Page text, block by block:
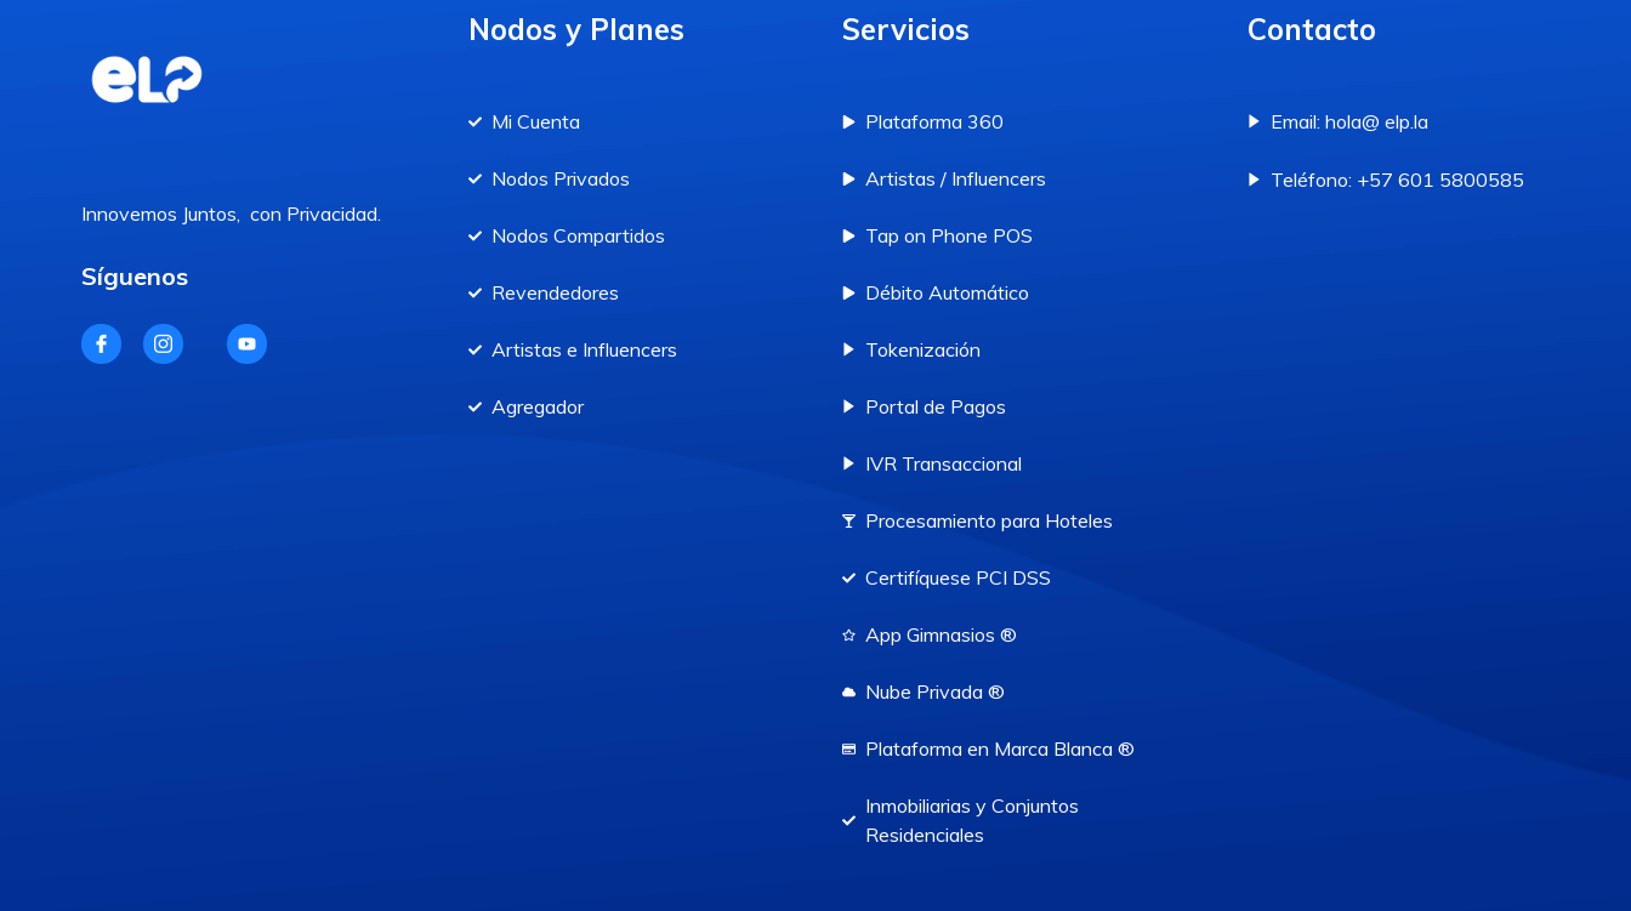
Innovemos Juntos, con Privacidad.
Síguenos
Nodos y Planes
Mi Cuenta
Nodos Privados
Nodos Compartidos
Revendedores
Artistas e Influencers
Agregador
Servicios
Plataforma 360
Artistas / Influencers
Tap on Phone POS
Débito Automático
Tokenización
Portal de Pagos
IVR Transaccional
Procesamiento para Hoteles
Certifíquese PCI DSS
App Gimnasios ®
Nube Privada ®
Plataforma en Marca Blanca ®
Inmobiliarias y Conjuntos
Residenciales
Contacto
Email: hola@ elp.la
Teléfono: +57 601 5800585